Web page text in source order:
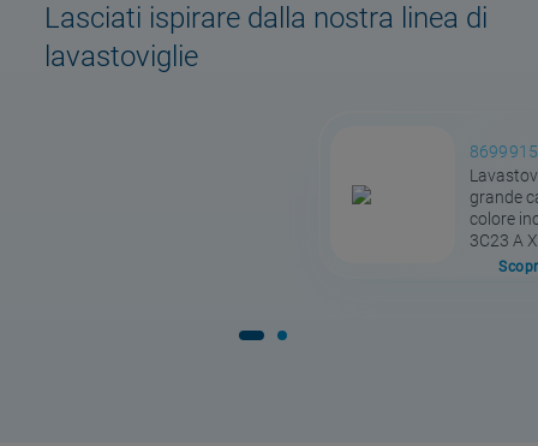
Lasciati ispirare dalla nostra linea di
lavastoviglie
grande
colore
3C23 A X